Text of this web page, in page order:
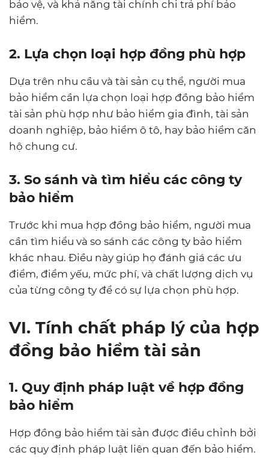
bảo vệ, và khả năng tài chính chi trả phí bảo
hiểm.
2. Lựa chọn loại hợp đồng phù hợp
Dựa trên nhu cầu và tài sản cụ thể, người mua
bảo hiểm cần lựa chọn loại hợp đồng bảo hiểm
tài sản phù hợp như bảo hiểm gia đình, tài sản
doanh nghiệp, bảo hiểm ô tô, hay bảo hiểm căn
hộ chung cư.
3. So sánh và tìm hiểu các công ty
bảo hiểm
Trước khi mua hợp đồng bảo hiểm, người mua
cần tìm hiểu và so sánh các công ty bảo hiểm
khác nhau. Điều này giúp họ đánh giá các ưu
điểm, điểm yếu, mức phí, và chất lượng dịch vụ
của từng công ty để có sự lựa chọn phù hợp.
VI. Tính chất pháp lý của hợp
đồng bảo hiểm tài sản
1. Quy định pháp luật về hợp đồng
bảo hiểm
Hợp đồng bảo hiểm tài sản được điều chỉnh bởi
các quy định pháp luật liên quan đến bảo hiểm.